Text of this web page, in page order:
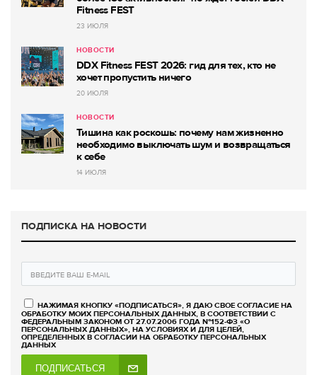
Fitness FEST
23 ИЮЛЯ
НОВОСТИ
DDX Fitness FEST 2026: гид для тех, кто не
хочет пропустить ничего
20 ИЮЛЯ
НОВОСТИ
Тишина как роскошь: почему нам жизненно
необходимо выключать шум и возвращаться
к себе
14 ИЮЛЯ
ПОДПИСКА НА НОВОСТИ
НАЖИМАЯ КНОПКУ «ПОДПИСАТЬСЯ», Я ДАЮ СВОЕ СОГЛАСИЕ НА
ОБРАБОТКУ МОИХ ПЕРСОНАЛЬНЫХ ДАННЫХ, В СООТВЕТСТВИИ С
ФЕДЕРАЛЬНЫМ ЗАКОНОМ ОТ 27.07.2006 ГОДА №152-ФЗ «О
ПЕРСОНАЛЬНЫХ ДАННЫХ», НА УСЛОВИЯХ И ДЛЯ ЦЕЛЕЙ,
ОПРЕДЕЛЕННЫХ В СОГЛАСИИ НА ОБРАБОТКУ ПЕРСОНАЛЬНЫХ
ДАННЫХ
ПОДПИСАТЬСЯ